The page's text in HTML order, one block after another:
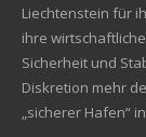
Liechtenstein für
ihre
Sicherheit und
Diskretion mehr
„sicherer Hafen“